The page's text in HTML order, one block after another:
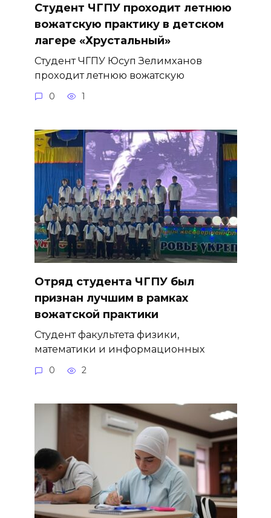
Студент ЧГПУ проходит летнюю
вожатскую практику в детском
лагере «Хрустальный»
Студент ЧГПУ Юсуп Зелимханов
проходит летнюю вожатскую
0 1
Отряд студента ЧГПУ был
признан лучшим в рамках
вожатской практики
Студент факультета физики,
математики и информационных
0 2